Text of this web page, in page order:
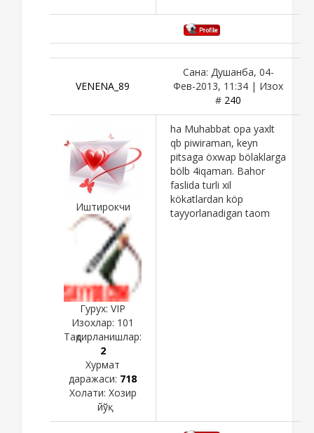
VENENA_89
Сана: Душанба, 04-
Фев-2013, 11:34 | Изох
# 240
Иштирокчи
Гурух: VIP
Изохлар: 101
Тақдирланишлар:
2
Хурмат
даражаси: 718
Холати: Хозир
йўқ
ha Muhabbat opa yaxlt
qb piwiraman, keyn
pitsaga öxwap bölaklarga
bölb 4iqaman. Bahor
faslida turli xil
kökatlardan köp
tayyorlanadigan taom